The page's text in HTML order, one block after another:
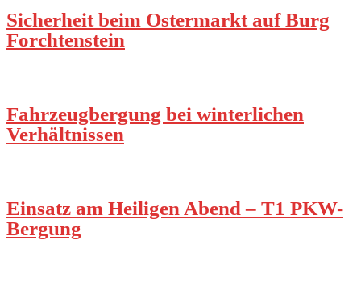
Sicherheit beim Ostermarkt auf Burg
Forchtenstein
Fahrzeugbergung bei winterlichen
Verhältnissen
Einsatz am Heiligen Abend – T1 PKW-
Bergung